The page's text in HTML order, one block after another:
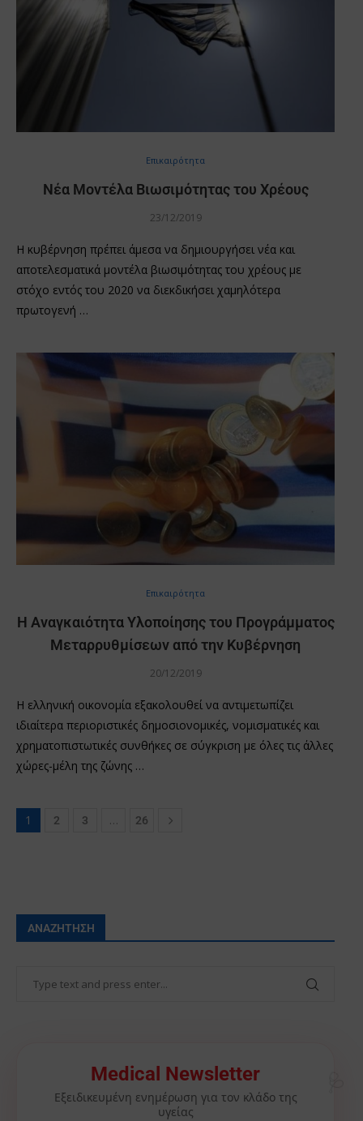
Επικαιρότητα
Νέα Μοντέλα Βιωσιμότητας του Χρέους
23/12/2019
Η κυβέρνηση πρέπει άμεσα να δημιουργήσει νέα και
αποτελεσματικά μοντέλα βιωσιμότητας του χρέους με
στόχο εντός του 2020 να διεκδικήσει χαμηλότερα
πρωτογενή …
Επικαιρότητα
Η Αναγκαιότητα Υλοποίησης του Προγράμματος
Μεταρρυθμίσεων από την Κυβέρνηση
20/12/2019
Η ελληνική οικονομία εξακολουθεί να αντιμετωπίζει
ιδιαίτερα περιοριστικές δημοσιονομικές, νομισματικές και
χρηματοπιστωτικές συνθήκες σε σύγκριση με όλες τις άλλες
χώρες-μέλη της ζώνης …
1 2 3 … 26
ΑΝΑΖΉΤΗΣΗ
Medical Newsletter
Εξειδικευμένη ενημέρωση για τον κλάδο της
υγείας